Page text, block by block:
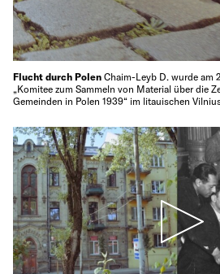
Flucht durch Polen Chaim-Leyb D. wurde am
„Komitee zum Sammeln von Material über die
Gemeinden in Polen 1939“ im litauischen